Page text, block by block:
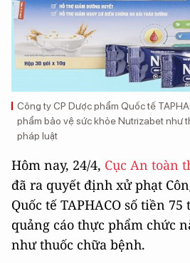
Công ty CP Dược phẩm Quốc tế
phẩm bảo vệ sức khỏe Nutrizabet như
pháp luật
Hôm nay, 24/4, Cục An toàn
đã ra quyết định xử phạt
Quốc tế TAPHACO số tiền
quảng cáo thực phẩm chức
như thuốc chữa bệnh.